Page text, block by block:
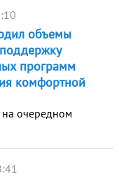
объемы
программ
комфортной
на очередном